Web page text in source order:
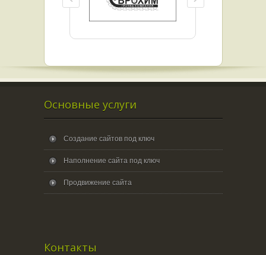
Основные услуги
Создание сайтов под ключ
Наполнение сайта под ключ
Продвижение сайта
Контакты